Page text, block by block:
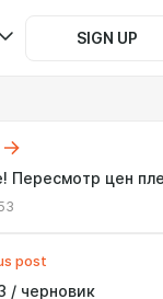
SIGN UP
Пересмотр цен
post
/ черновик